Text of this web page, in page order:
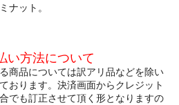
ナット。
い方法について
商品については訳アリ品などを除い
おります。決済画面からクレジット
でも訂正させて頂く形となりますの